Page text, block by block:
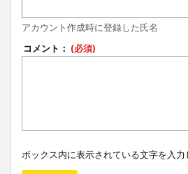
アカウント作成時に登録した氏名
コメント： (必須)
ボックス内に表示されている文字を入力